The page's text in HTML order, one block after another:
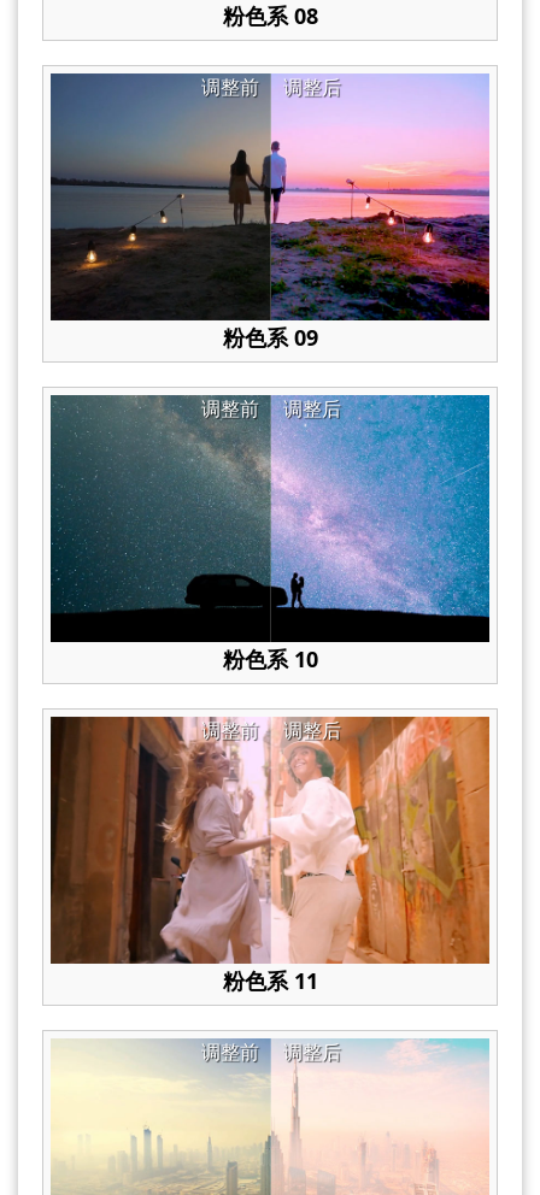
粉色系 08
调整后
调整前
粉色系 09
调整后
调整前
粉色系 10
调整后
调整前
粉色系 11
调整后
调整前